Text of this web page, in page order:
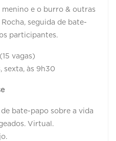
e o burro & outras
seguida de bate-
participantes.
vagas)
sexta, às 9h30
bate-papo sobre a vida
Virtual.